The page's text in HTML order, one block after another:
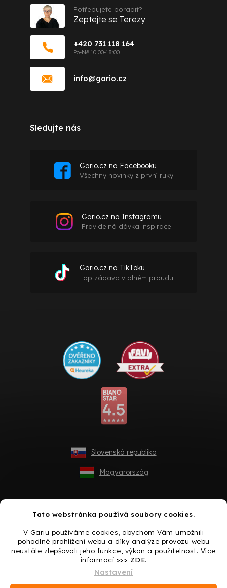
Tato webstránka používá soubory cookies.
V Gariu používáme cookies, abychom Vám umožnili
pohodlné prohlížení webu a díky analýze provozu webu
neustále zlepšovali jeho funkce, výkon a použitelnost. Více
informací >>> ZDE.
Nastavení
info@gario.cz
+420 731 118 164
Potřebujete poradit?
Zeptejte se Terezy
Sledujte nás
Gario.cz na Facebooku
Všechny novinky z první ruky
Gario.cz na Instagramu
Pravidelná dávka inspirace
Gario.cz na TikToku
Top zábava v plném proudu
Slovenská republika
Magyarország
Vytvořil Shoptet